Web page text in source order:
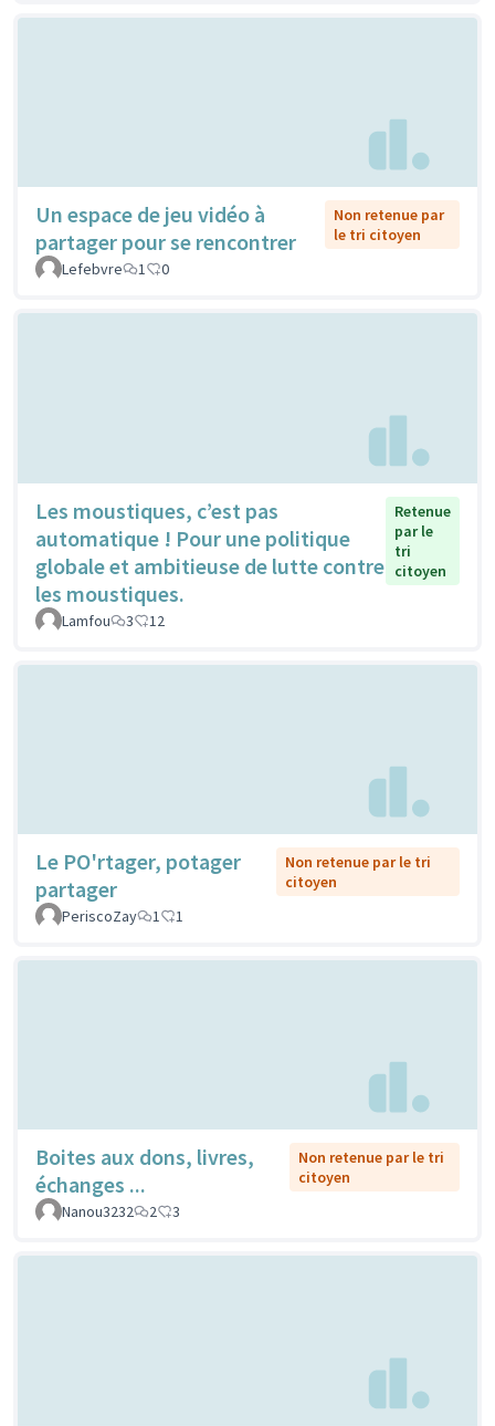
Un espace de jeu vidéo à
partager pour se rencontrer
Non retenue par
le tri citoyen
Lefebvre
1 0
Les moustiques, c’est pas
automatique ! Pour une politique
globale et ambitieuse de lutte contre
les moustiques.
Retenue
par le
tri
citoyen
Lamfou 3 12
Le PO'rtager, potager
partager
Non retenue par le tri
citoyen
PeriscoZay
1 1
Boites aux dons, livres,
échanges ...
Non retenue par le tri
citoyen
Nanou3232
2 3